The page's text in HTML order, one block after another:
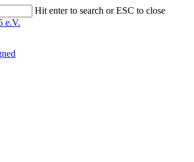
Hit enter to search or ESC to close